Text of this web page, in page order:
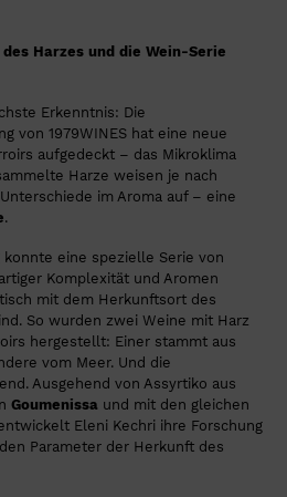
Harzes und die Wein-Serie
Erkenntnis: Die
von 1979WINES hat eine neue
aufgedeckt – das Mikroklima
Harze weisen je nach
im Aroma auf – eine
.
eine spezielle Serie von
Komplexität und Aromen
mit dem Herkunftsort des
So wurden zwei Weine mit Harz
hergestellt: Einer stammt aus
vom Meer. Und die
Ausgehend von Assyrtiko aus
Goumenissa und mit den gleichen
Eleni Kechri ihre Forschung
Parameter der Herkunft des